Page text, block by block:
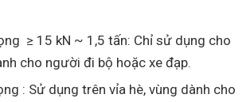
≥ 15 kN ~ 1,5 tấn: Chỉ sử dụng cho
cho người đi bộ hoặc xe đạp.
: Sử dụng trên vỉa hè, vùng dành cho